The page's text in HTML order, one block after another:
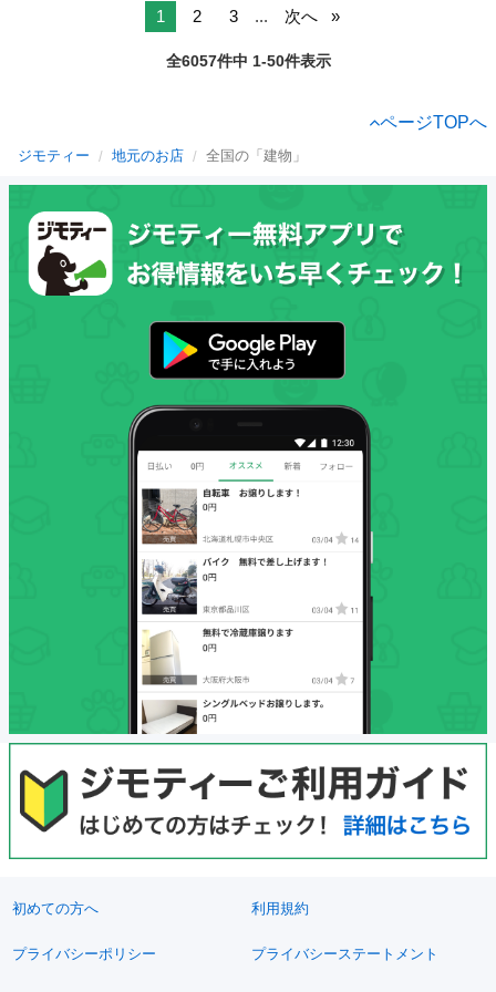
1 2 3 ... 次へ
全6057件中 1-50件表示
ページTOPへ
ジモティー 地元のお店 全国の「建物」
初めての方へ 利用規約
プライバシーポリシー プライバシーステートメント